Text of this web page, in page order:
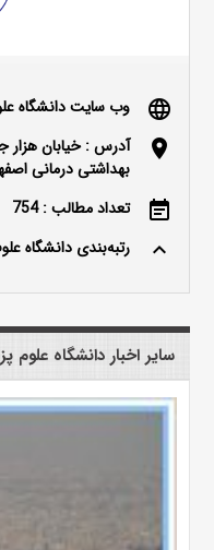
language وب سایت دانشگاه
location_on
آدرس : خیابان هزار
بهداشتی درمانی
event_note تعداد مطالب : 754
keyboard_arrow_up رتبه‌بندی دانشگاه
سایر اخبار دانشگاه